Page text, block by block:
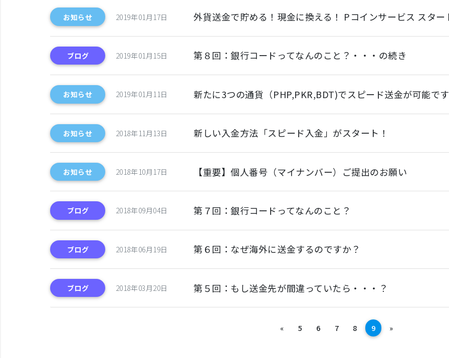
お知らせ 2019年01月17日 外貨送金で貯める！現金に換える！ Pコインサービス スター
ブログ 2019年01月15日 第８回：銀行コードってなんのこと？・・・の続き
お知らせ 2019年01月11日 新たに3つの通貨（PHP,PKR,BDT)でスピード送金が可能です
お知らせ 2018年11月13日 新しい入金方法「スピード入金」がスタート！
お知らせ 2018年10月17日 【重要】個人番号（マイナンバー）ご提出のお願い
ブログ 2018年09月04日 第７回：銀行コードってなんのこと？
ブログ 2018年06月19日 第６回：なぜ海外に送金するのですか？
ブログ 2018年03月20日 第５回：もし送金先が間違っていたら・・・？
«前へ 5 6 7 8 9 »次へ